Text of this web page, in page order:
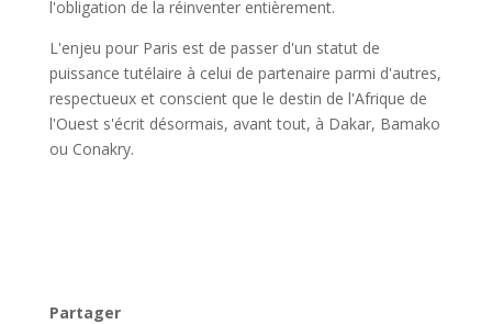
l'obligation de la réinventer entièrement.
L'enjeu pour Paris est de passer d'un statut de
puissance tutélaire à celui de partenaire parmi d'autres,
respectueux et conscient que le destin de l'Afrique de
l'Ouest s'écrit désormais, avant tout, à Dakar, Bamako
ou Conakry.
Partager